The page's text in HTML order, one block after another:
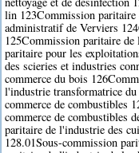
lin 123Commission
administratif de Verviers
125Commission paritaire
paritaire pour les
des scieries et industries
commerce du bois
l'industrie transformatrice
commerce de combustibles
commerce de combustibles
paritaire de l'industrie des
128.01Sous-commission